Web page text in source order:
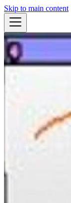
Skip to main content